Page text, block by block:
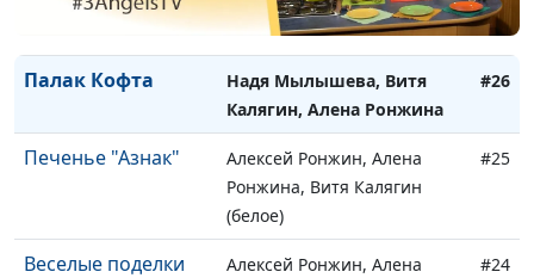
Калягин, Алена Ронжина
Палак Кофта
Надя Мылышева, Витя
Калягин, Алена Ронжина
#26
Печенье "Азнак"
Алексей Ронжин, Алена
Ронжина, Витя Калягин
(белое)
#25
Веселые поделки
Алексей Ронжин, Алена
#24